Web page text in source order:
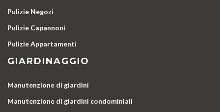
Pulizie Negozi
Pulizie Capannoni
Pulizie Appartamenti
GIARDINAGGIO
Manutenzione di giardini
Manutenzione di giardini condominiali